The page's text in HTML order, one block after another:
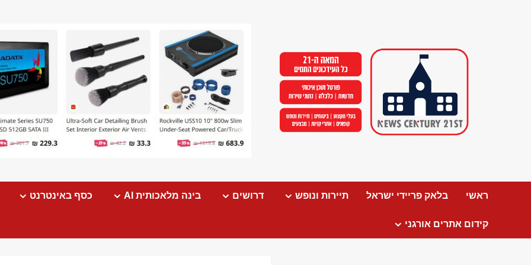
ראשי בלאק פריידי ישראל תיירות ונופש דרושים בינה מלאכותית AI כסף באינטרנט
קידום אתרים אורגני